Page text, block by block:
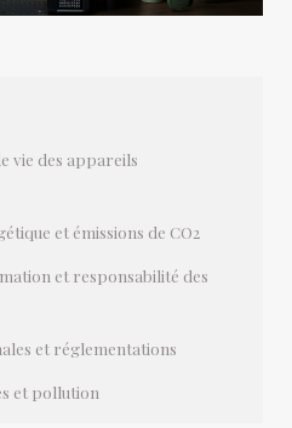
vie des appareils
et émissions de CO2
et responsabilité des
et réglementations
et pollution